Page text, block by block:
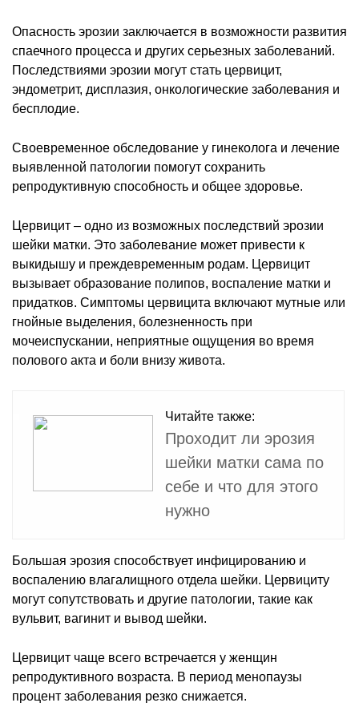
Опасность эрозии заключается в возможности развития
спаечного процесса и других серьезных заболеваний.
Последствиями эрозии могут стать цервицит,
эндометрит, дисплазия, онкологические заболевания и
бесплодие.
Своевременное обследование у гинеколога и лечение
выявленной патологии помогут сохранить
репродуктивную способность и общее здоровье.
Цервицит – одно из возможных последствий эрозии
шейки матки. Это заболевание может привести к
выкидышу и преждевременным родам. Цервицит
вызывает образование полипов, воспаление матки и
придатков. Симптомы цервицита включают мутные или
гнойные выделения, болезненность при
мочеиспускании, неприятные ощущения во время
полового акта и боли внизу живота.
Читайте также:
Проходит ли эрозия
шейки матки сама по
себе и что для этого
нужно
Большая эрозия способствует инфицированию и
воспалению влагалищного отдела шейки. Цервициту
могут сопутствовать и другие патологии, такие как
вульвит, вагинит и вывод шейки.
Цервицит чаще всего встречается у женщин
репродуктивного возраста. В период менопаузы
процент заболевания резко снижается.